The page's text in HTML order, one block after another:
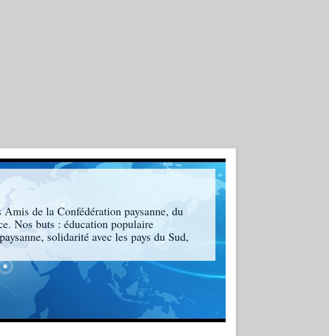
de la Confédération paysanne, du
Nos buts : éducation populaire
solidarité avec les pays du Sud,